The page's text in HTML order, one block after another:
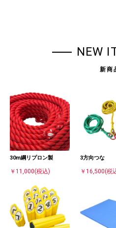
NEW
新商
30m綱リプロン製
￥11,000(税込)
3方向つな
￥16,500(税